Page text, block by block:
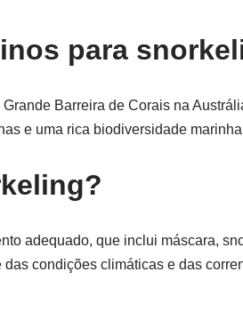
para
Barreira de Corais na
e uma rica biodiversidade
adequado, que inclui máscara,
condições climáticas e das